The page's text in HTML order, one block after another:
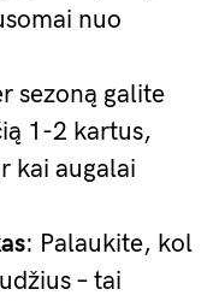
nuo
sezoną galite
1-2 kartus,
kai augalai
: Palaukite, kol
– tai